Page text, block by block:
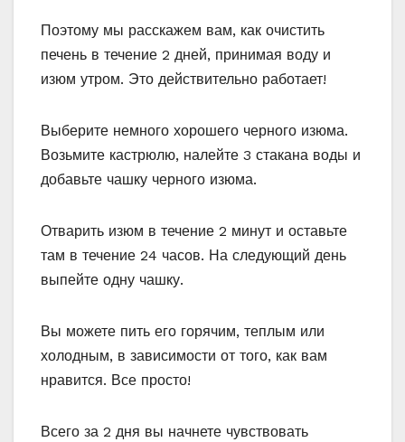
Поэтому мы расскажем вам, как очистить
печень в течение 2 дней, принимая воду и
изюм утром. Это действительно работает!
Выберите немного хорошего черного изюма.
Возьмите кастрюлю, налейте 3 стакана воды и
добавьте чашку черного изюма.
Отварить изюм в течение 2 минут и оставьте
там в течение 24 часов. На следующий день
выпейте одну чашку.
Вы можете пить его горячим, теплым или
холодным, в зависимости от того, как вам
нравится. Все просто!
Всего за 2 дня вы начнете чувствовать